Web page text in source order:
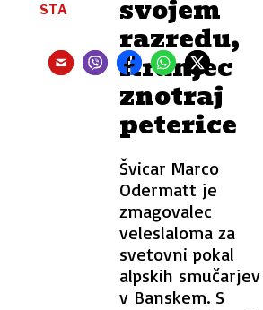
svojem
razredu,
Kranjec
znotraj
peterice
Švicar Marco
Odermatt je
zmagovalec
veleslaloma za
svetovni pokal
alpskih smučarjev
v Banskem. S
STA